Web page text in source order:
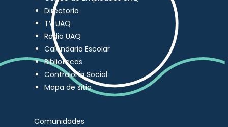
Directorio
TV UAQ
Radio UAQ
Calendario Escolar
Bibliotecas
Contraloría Social
Mapa de sitio
Comunidades